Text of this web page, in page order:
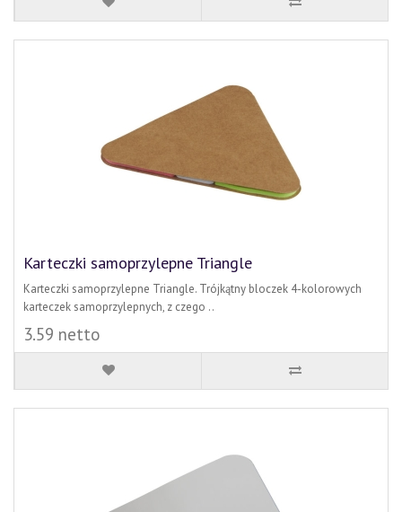
Karteczki samoprzylepne Triangle
Karteczki samoprzylepne Triangle. Trójkątny bloczek 4-kolorowych
karteczek samoprzylepnych, z czego ..
3.59 netto